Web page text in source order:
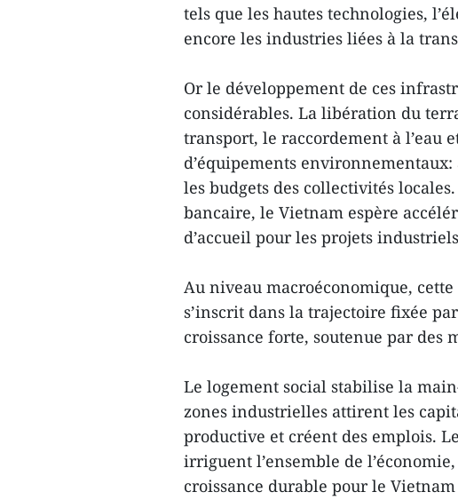
tels que les hautes technologies,
encore les industries liées à la
Or le développement de ces
considérables. La libération du
transport, le raccordement à l’eau
d’équipements
les budgets des collectivités
bancaire, le Vietnam espère
d’accueil pour les projets
Au niveau macroéconomique,
s’inscrit dans la trajectoire fixée
croissance forte, soutenue par des
Le logement social stabilise la
zones industrielles attirent les
productive et créent des emplois.
irriguent l’ensemble de
croissance durable pour le